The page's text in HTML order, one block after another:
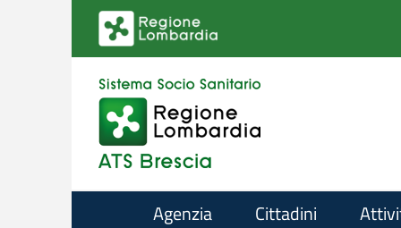
Salta al contenuto principale
Agenzia Cittadini